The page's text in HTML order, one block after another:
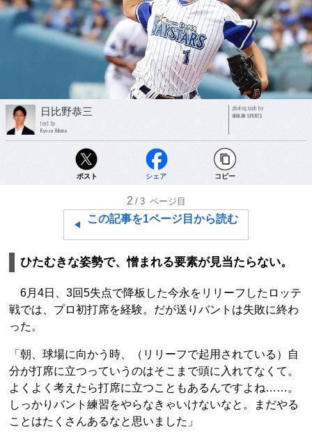
日比野恭三
text by
Kyozo Hibino
photograph by
NIKKAN SPORTS
ポスト シェア コピー
2 /3 ページ目
この記事を1ページ目から読む
ひたむきな姿勢で、憎まれる要素が見当たらない。
6月4日、3回5失点で降板した今永をリリーフしたロッテ
戦では、プロ初打席を経験。だが送りバントは失敗に終わ
った。
「朝、球場に向かう時、（リリーフで起用されている）自
分が打席に立つっていうのはそこまで頭に入れてなくて。
よくよく考えたら打席に立つこともあるんですよね……。
しっかりバント練習をやらなきゃいけないなと。まだやる
ことはたくさんあるなと思いました」